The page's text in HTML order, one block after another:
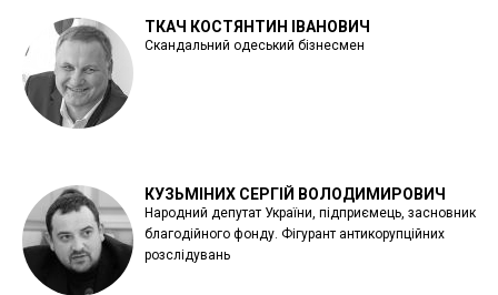
ТКАЧ КОСТЯНТИН ІВАНОВИЧ
Скандальний одеський бізнесмен
КУЗЬМІНИХ СЕРГІЙ ВОЛОДИМИРОВИЧ
Народний депутат України, підприємець, засновник
благодійного фонду. Фігурант антикорупційних
розслідувань